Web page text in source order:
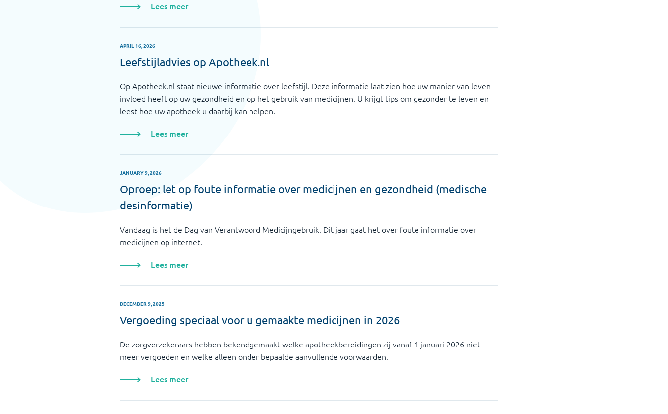
Lees meer
APRIL 16, 2026
Leefstijladvies op Apotheek.nl
Op Apotheek.nl staat nieuwe informatie over leefstijl. Deze informatie laat zien hoe uw manier van leven
invloed heeft op uw gezondheid en op het gebruik van medicijnen. U krijgt tips om gezonder te leven en
leest hoe uw apotheek u daarbij kan helpen.
Lees meer
JANUARY 9, 2026
Oproep: let op foute informatie over medicijnen en gezondheid (medische
desinformatie)
Vandaag is het de Dag van Verantwoord Medicijngebruik. Dit jaar gaat het over foute informatie over
medicijnen op internet.
Lees meer
DECEMBER 9, 2025
Vergoeding speciaal voor u gemaakte medicijnen in 2026
De zorgverzekeraars hebben bekendgemaakt welke apotheekbereidingen zij vanaf 1 januari 2026 niet
meer vergoeden en welke alleen onder bepaalde aanvullende voorwaarden.
Lees meer